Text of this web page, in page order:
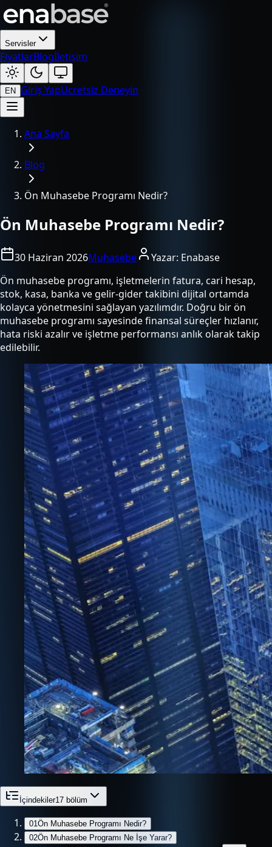
Servisler
FiyatlarBlogİletişim
EN Giriş YapÜcretsiz Deneyin
Ana Sayfa
Blog
Ön Muhasebe Programı Nedir?
Ön Muhasebe Programı Nedir?
30 Haziran 2026Muhasebe Yazar: Enabase
Ön muhasebe programı, işletmelerin fatura, cari hesap,
stok, kasa, banka ve gelir-gider takibini dijital ortamda
kolayca yönetmesini sağlayan yazılımdır. Doğru bir ön
muhasebe programı sayesinde finansal süreçler hızlanır,
hata riski azalır ve işletme performansı anlık olarak takip
edilebilir.
İçindekiler17 bölüm
01 Ön Muhasebe Programı Nedir?
02Ön Muhasebe Programı Ne İşe Yarar?